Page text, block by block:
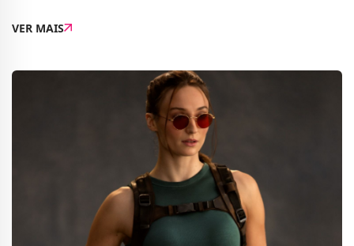
Kilter Films, a Amazon MGM Studi
VER MAIS